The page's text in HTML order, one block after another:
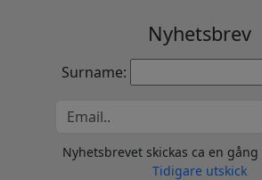
Nyhetsbrev
Surname:
Nyhetsbrevet skickas ca en
Tidigare utskick